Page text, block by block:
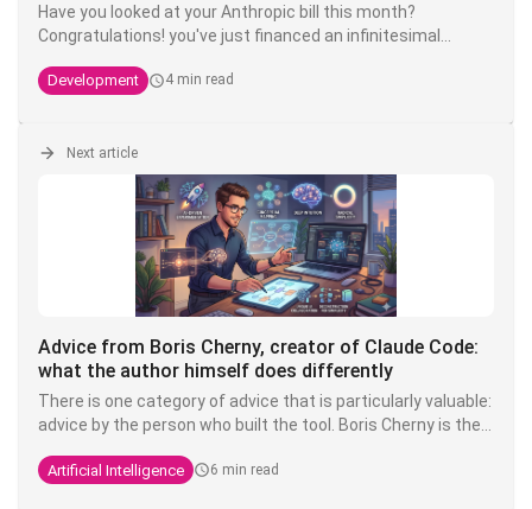
Have you looked at your Anthropic bill this month?
Congratulations! you've just financed an infinitesimal
an open source tool that can divide your token
Development 4 min read
Next article
Advice from Boris Cherny, creator of Claude Code:
what the author himself does differently
There is one category of advice that is particularly valuable:
advice by the person who built the tool. Boris Cherny is the
shares his practices on X, and what's striking is that his
Artificial Intelligence 6 min read